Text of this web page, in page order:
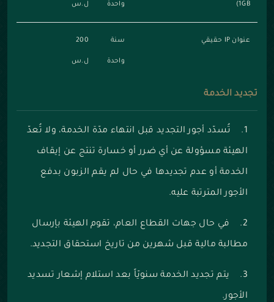
1GB) واحدة ل.س
عنوان IP حقيقي سنة
واحدة
200
ل.س
تجديد الخدمة
1. تُسدّد أجور التجديد قبل انتهاء مدّة الخدمة، ولا تُعدّ
الهيئة مسؤولة عن أي ضرر أو خسارة تنتج عن إيقاف
الخدمة أو عدم تجديدها في حال لم يقم الزبون بدفع
الأجور المترتبة عليه.
2. في حال جهات القطاع العام، تقوم الهيئة بإرسال
مطالبة مالية قبل شهرين من تاريخ استحقاق التجديد.
3. يتم تجديد الخدمة سنويّاً بعد استلام إشعار تسديد
الأجور.